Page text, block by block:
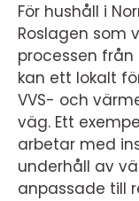
För hushåll i
Roslagen som
processen
kan ett lokalt
VVS- och
väg. Ett
arbetar med
underhåll av
anpassade till